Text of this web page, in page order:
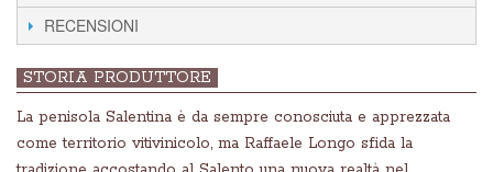
RECENSIONI
STORIA PRODUTTORE
La penisola Salentina è da sempre conosciuta e apprezzata
come territorio vitivinicolo, ma Raffaele Longo sfida la